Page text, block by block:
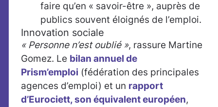
faire qu’en « savoir-être », auprès de
publics souvent éloignés de l’emploi.
Innovation sociale
« Personne n’est oublié », rassure Martine
Gomez. Le bilan annuel de
Prism’emploi (fédération des principales
agences d’emploi) et un rapport
d’Eurociett, son équivalent européen,